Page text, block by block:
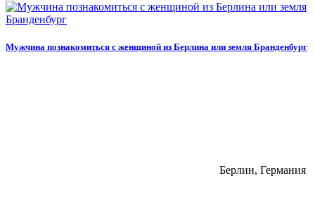
Мужчина познакомиться с женщиной из Берлина или земля Бранденбург
Берлин, Германия